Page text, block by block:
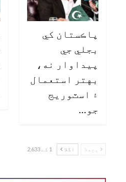
پاڪستان کي
بجلي جي
پيداوار نه،
بهتر استعمال
۽ اسٽوريج
جو…
پچھلا اگلا 1 کے 2,633